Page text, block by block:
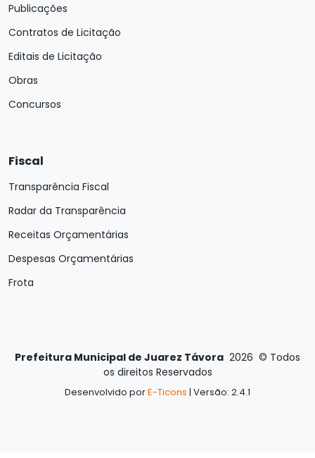
Publicações
Contratos de Licitação
Editais de Licitação
Obras
Concursos
Fiscal
Transparência Fiscal
Radar da Transparência
Receitas Orçamentárias
Despesas Orçamentárias
Frota
Prefeitura Municipal de Juarez Távora 2026 © Todos
os direitos Reservados
Desenvolvido porE-Ticons | Versão: 2.4.1